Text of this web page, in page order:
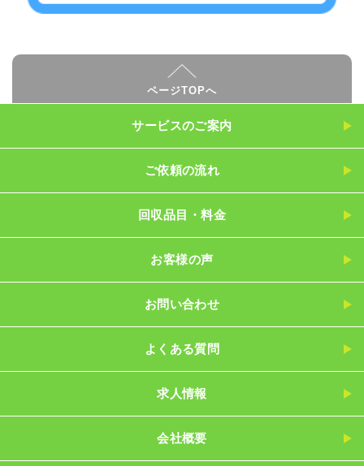
ページTOPへ
サービスのご案内
ご依頼の流れ
回収品目・料金
お客様の声
お問い合わせ
よくある質問
求人情報
会社概要